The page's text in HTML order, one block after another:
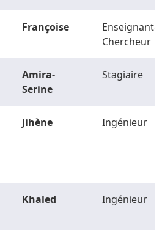
Françoise
Enseignant-
Chercheur
Amira-
Serine
Stagiaire
Jihène Ingénieur
Khaled Ingénieur